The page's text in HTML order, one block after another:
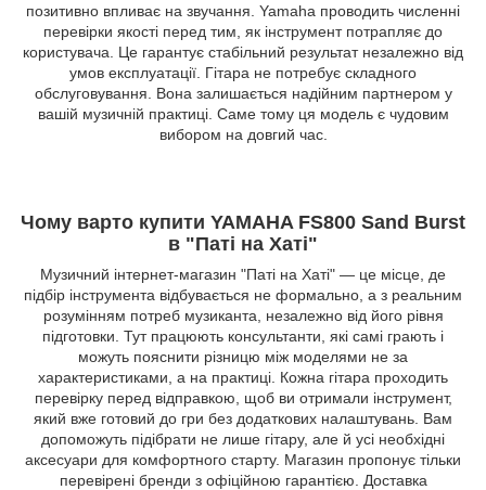
позитивно впливає на звучання. Yamaha проводить численні
перевірки якості перед тим, як інструмент потрапляє до
користувача. Це гарантує стабільний результат незалежно від
умов експлуатації. Гітара не потребує складного
обслуговування. Вона залишається надійним партнером у
вашій музичній практиці. Саме тому ця модель є чудовим
вибором на довгий час.
Чому варто купити YAMAHA FS800 Sand Burst
в "Паті на Хаті"
Музичний інтернет-магазин "Паті на Хаті" — це місце, де
підбір інструмента відбувається не формально, а з реальним
розумінням потреб музиканта, незалежно від його рівня
підготовки. Тут працюють консультанти, які самі грають і
можуть пояснити різницю між моделями не за
характеристиками, а на практиці. Кожна гітара проходить
перевірку перед відправкою, щоб ви отримали інструмент,
який вже готовий до гри без додаткових налаштувань. Вам
допоможуть підібрати не лише гітару, але й усі необхідні
аксесуари для комфортного старту. Магазин пропонує тільки
перевірені бренди з офіційною гарантією. Доставка